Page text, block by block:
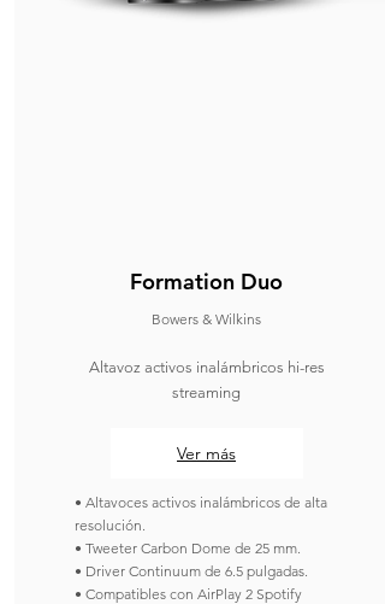
Formation Duo
Bowers & Wilkins
Altavoz activos inalámbricos hi-res
streaming
Ver más
• Altavoces activos inalámbricos de alta
resolución.
• Tweeter Carbon Dome de 25 mm.
• Driver Continuum de 6.5 pulgadas.
• Compatibles con AirPlay 2 Spotify